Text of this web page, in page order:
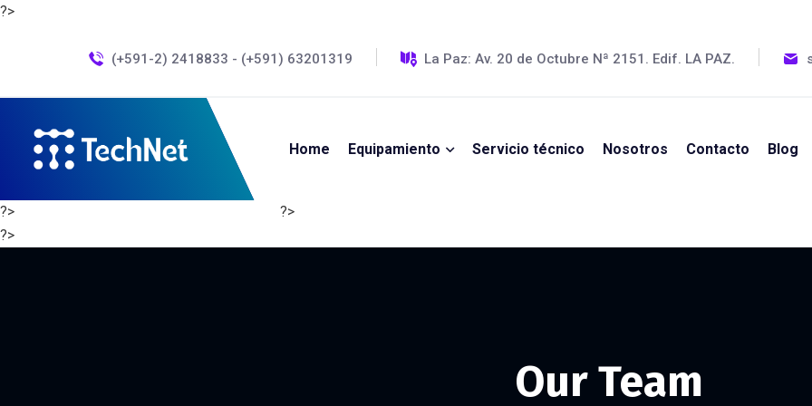
?>
(+591-2) 2418833 - (+591) 63201319 La Paz: Av. 20 de Octubre Nª 2151. Edif. LA PAZ.
?>
Home Equipamiento Servicio técnico Nosotros Contacto Blog
?>
?>
Our Team